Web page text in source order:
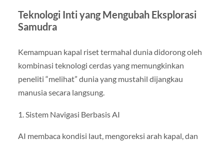
Teknologi Inti yang Mengubah Eksplorasi
Samudra
Kemampuan kapal riset termahal dunia didorong oleh
kombinasi teknologi cerdas yang memungkinkan
peneliti “melihat” dunia yang mustahil dijangkau
manusia secara langsung.
1. Sistem Navigasi Berbasis AI
AI membaca kondisi laut, mengoreksi arah kapal, dan